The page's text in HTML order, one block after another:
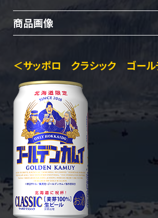
商品画像
＜サッポロ クラシック ゴー